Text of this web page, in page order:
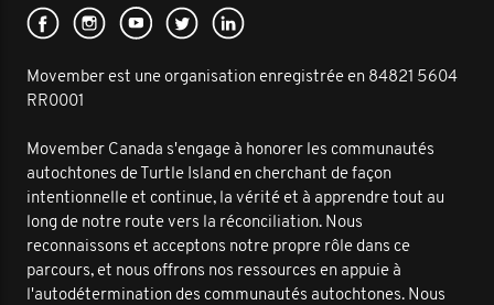
Movember est une organisation enregistrée en 84821 5604
RR0001
Movember Canada s'engage à honorer les communautés
autochtones de Turtle Island en cherchant de façon
intentionnelle et continue, la vérité et à apprendre tout au
long de notre route vers la réconciliation. Nous
reconnaissons et acceptons notre propre rôle dans ce
parcours, et nous offrons nos ressources en appuie à
l'autodétermination des communautés autochtones. Nous